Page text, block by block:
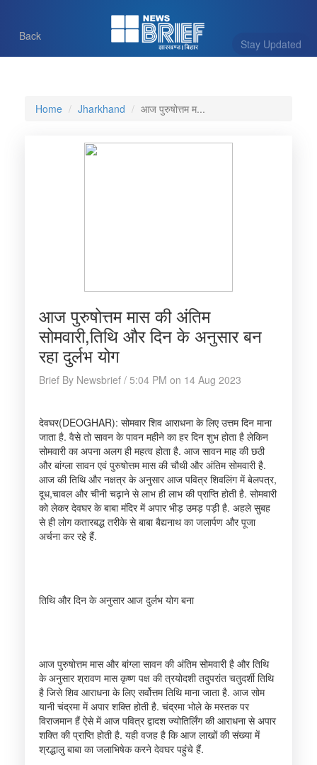
Stay Updated
Back
Home Jharkhand आज पुरुषोत्तम म...
आज पुरुषोत्तम मास की अंतिम
सोमवारी,तिथि और दिन के अनुसार बन
रहा दुर्लभ योग
Brief By Newsbrief / 5:04 PM on 14 Aug 2023
देवघर(DEOGHAR): सोमवार शिव आराधना के लिए उत्तम दिन माना
जाता है. वैसे तो सावन के पावन महीने का हर दिन शुभ होता है लेकिन
सोमवारी का अपना अलग ही महत्व होता है. आज सावन माह की छठी
और बांग्ला सावन एवं पुरुषोत्तम मास की चौथी और अंतिम सोमवारी है.
आज की तिथि और नक्षत्र के अनुसार आज पवित्र शिवलिंग में बेलपत्र,
दूध,चावल और चीनी चढ़ाने से लाभ ही लाभ की प्राप्ति होती है. सोमवारी
को लेकर देवघर के बाबा मंदिर में अपार भीड़ उमड़ पड़ी है. अहले सुबह
से ही लोग कतारबद्ध तरीके से बाबा बैद्यनाथ का जलार्पण और पूजा
अर्चना कर रहे हैं.
तिथि और दिन के अनुसार आज दुर्लभ योग बना
आज पुरुषोत्तम मास और बांग्ला सावन की अंतिम सोमवारी है और तिथि
के अनुसार श्रावण मास कृष्ण पक्ष की त्रयोदशी तदुपरांत चतुदर्शी तिथि
है जिसे शिव आराधना के लिए सर्वोत्तम तिथि माना जाता है. आज सोम
यानी चंद्रमा में अपार शक्ति होती है. चंद्रमा भोले के मस्तक पर
विराजमान हैं ऐसे में आज पवित्र द्वादश ज्योतिर्लिंग की आराधना से अपार
शक्ति की प्राप्ति होती है. यही वजह है कि आज लाखों की संख्या में
श्रद्धालु बाबा का जलाभिषेक करने देवघर पहुंचे हैं.